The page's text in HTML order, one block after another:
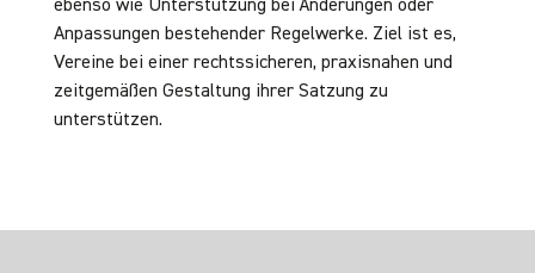
ebenso wie Unterstützung bei Änderungen oder
Anpassungen bestehender Regelwerke. Ziel ist es,
Vereine bei einer rechtssicheren, praxisnahen und
zeitgemäßen Gestaltung ihrer Satzung zu
unterstützen.